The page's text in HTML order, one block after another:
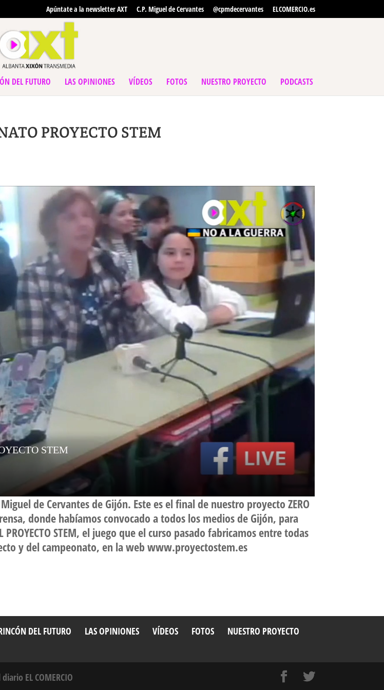
Apúntate a la newsletter AXT C.P. Miguel de Cervantes @cpmdecervantes ELCOMERCIO.es
DEL FUTURO LAS OPINIONES VÍDEOS FOTOS NUESTRO PROYECTO PODCASTS
PROYECTO STEM
de Cervantes de Gijón. Este es el final de nuestro proyecto ZERO
donde habíamos convocado a todos los medios de Gijón, para
PROYECTO STEM, el juego que el curso pasado fabricamos entre todas
y del campeonato, en la web www.proyectostem.es
DEL FUTURO LAS OPINIONES VÍDEOS FOTOS
NUESTRO PROYECTO
EL COMERCIO